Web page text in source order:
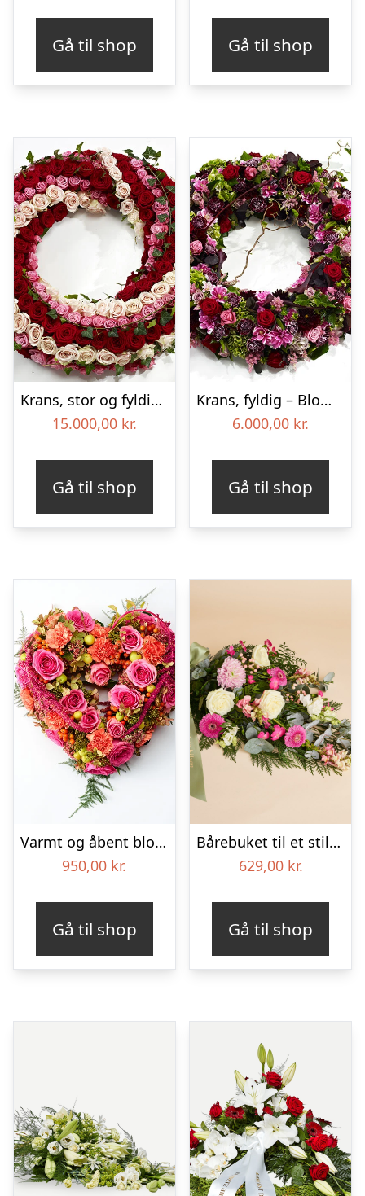
Gå til shop Gå til shop
Krans, stor og fyldig – Blomster til begravelse
15.000,00 kr.
Gå til shop
Krans, fyldig – Blomster til begravelse
6.000,00 kr.
Gå til shop
Varmt og åbent blomsterhjerte – Blomster til begravelse
950,00 kr.
Gå til shop
Bårebuket til et stille farvel med bånd
629,00 kr.
Gå til shop